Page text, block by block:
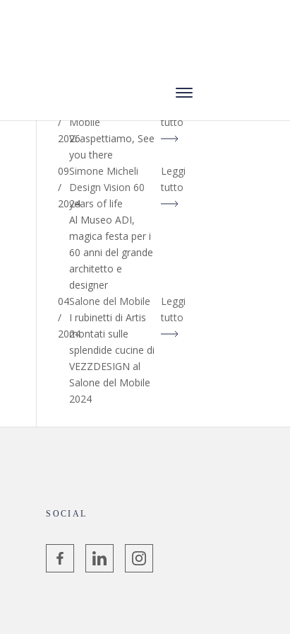
/
2026
Mobile
Vi aspettiamo, See
you there
tutto
09
/
2024
Simone Micheli
Design Vision 60
years of life
Al Museo ADI,
magica festa per i
60 anni del grande
architetto e
designer
Leggi
tutto
04
/
2024
Salone del Mobile
I rubinetti di Artis
montati sulle
splendide cucine di
VEZZDESIGN al
Salone del Mobile
2024
Leggi
tutto
SOCIAL